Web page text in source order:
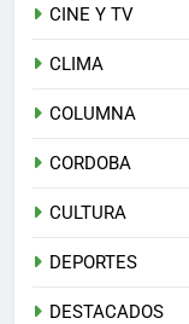
CINE Y TV
CLIMA
COLUMNA
CORDOBA
CULTURA
DEPORTES
DESTACADOS